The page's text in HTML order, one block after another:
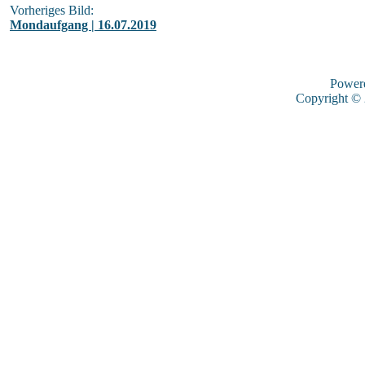
Vorheriges Bild:
Mondaufgang | 16.07.2019
Copyright ©